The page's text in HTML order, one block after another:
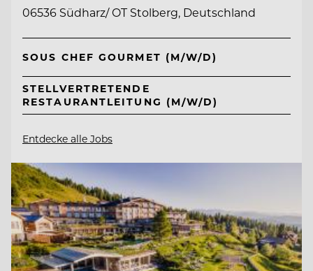
06536 Südharz/ OT Stolberg, Deutschland
SOUS CHEF GOURMET (M/W/D)
STELLVERTRETENDE
RESTAURANTLEITUNG (M/W/D)
Entdecke alle Jobs